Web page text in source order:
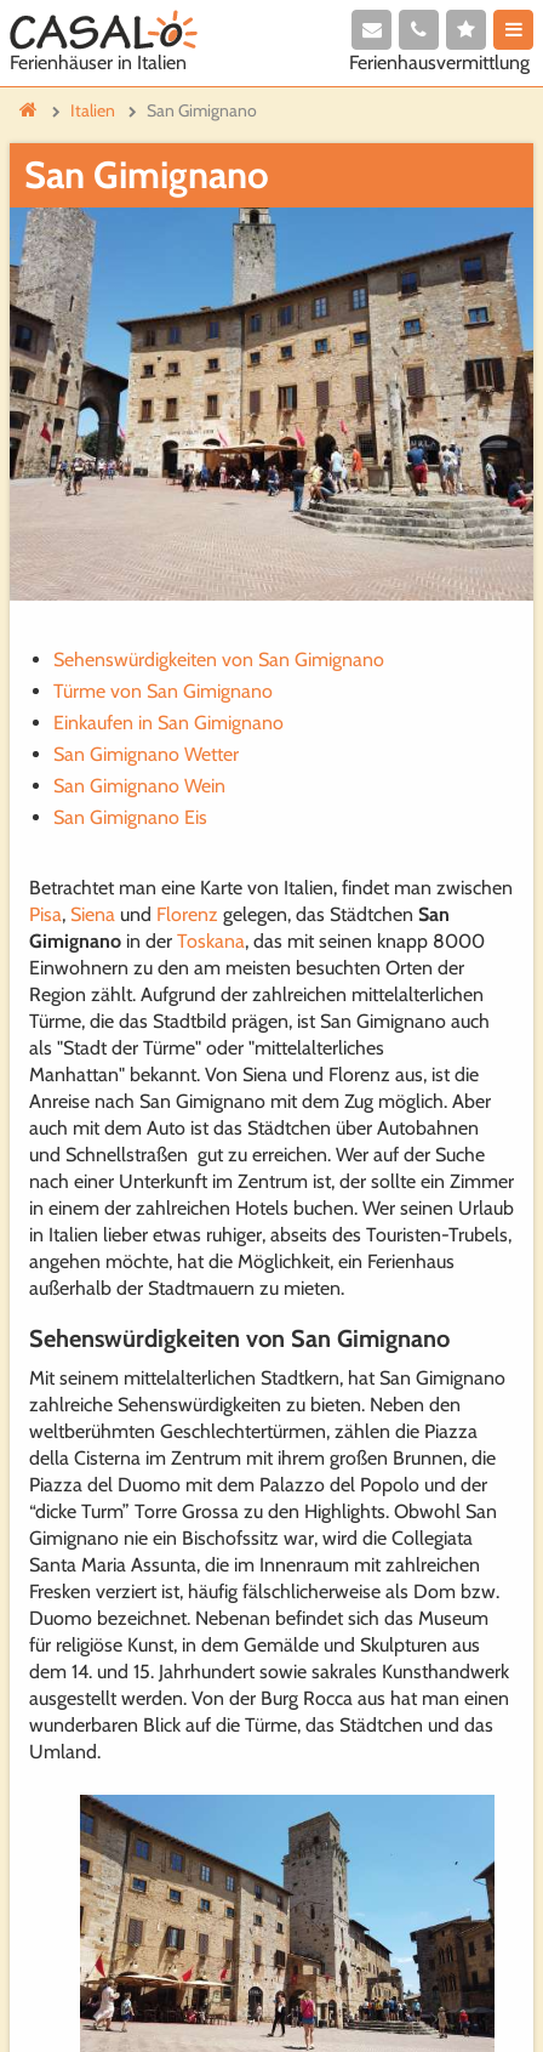
Ferienhausvermittlung
Ferienhäuser in Italien
Italien San Gimignano
San Gimignano
Sehenswürdigkeiten von San Gimignano
Türme von San Gimignano
Einkaufen in San Gimignano
San Gimignano Wetter
San Gimignano Wein
San Gimignano Eis
Betrachtet man eine Karte von Italien, findet man zwischen
Pisa, Siena und Florenz gelegen, das Städtchen San
Gimignano in der Toskana, das mit seinen knapp 8000
Einwohnern zu den am meisten besuchten Orten der
Region zählt. Aufgrund der zahlreichen mittelalterlichen
Türme, die das Stadtbild prägen, ist San Gimignano auch
als "Stadt der Türme" oder "mittelalterliches
Manhattan" bekannt. Von Siena und Florenz aus, ist die
Anreise nach San Gimignano mit dem Zug möglich. Aber
auch mit dem Auto ist das Städtchen über Autobahnen
und Schnellstraßen gut zu erreichen. Wer auf der Suche
nach einer Unterkunft im Zentrum ist, der sollte ein Zimmer
in einem der zahlreichen Hotels buchen. Wer seinen Urlaub
in Italien lieber etwas ruhiger, abseits des Touristen-Trubels,
angehen möchte, hat die Möglichkeit, ein Ferienhaus
außerhalb der Stadtmauern zu mieten.
Sehenswürdigkeiten von San Gimignano
Mit seinem mittelalterlichen Stadtkern, hat San Gimignano
zahlreiche Sehenswürdigkeiten zu bieten. Neben den
weltberühmten Geschlechtertürmen, zählen die Piazza
della Cisterna im Zentrum mit ihrem großen Brunnen, die
Piazza del Duomo mit dem Palazzo del Popolo und der
“dicke Turm” Torre Grossa zu den Highlights. Obwohl San
Gimignano nie ein Bischofssitz war, wird die Collegiata
Santa Maria Assunta, die im Innenraum mit zahlreichen
Fresken verziert ist, häufig fälschlicherweise als Dom bzw.
Duomo bezeichnet. Nebenan befindet sich das Museum
für religiöse Kunst, in dem Gemälde und Skulpturen aus
dem 14. und 15. Jahrhundert sowie sakrales Kunsthandwerk
ausgestellt werden. Von der Burg Rocca aus hat man einen
wunderbaren Blick auf die Türme, das Städtchen und das
Umland.